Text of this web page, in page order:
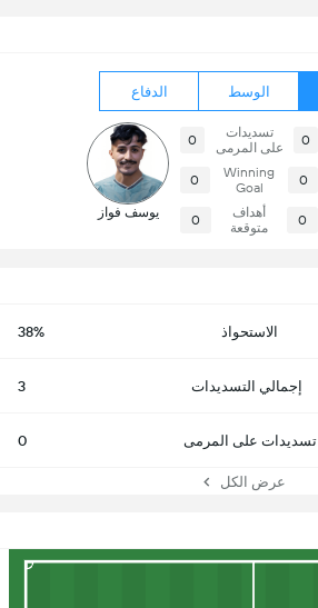
الوسط الدفاع
0
تسديدات
على المرمى
0
0
Winning
Goal
0
0
أهداف
متوقعة
0 يوسف فواز
الاستحواذ 38%
إجمالي التسديدات 3
تسديدات على المرمى 0
عرض الكل